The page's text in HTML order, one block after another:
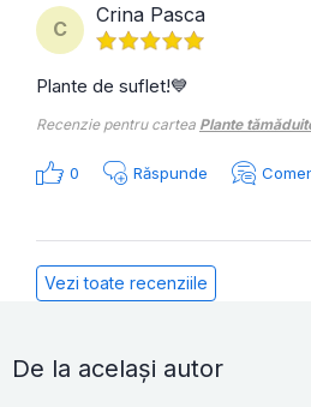
C
Crina Pasca
Plante de suflet!💙
Recenzie pentru cartea Plante
0 Răspunde
Vezi toate recenziile
De la același autor